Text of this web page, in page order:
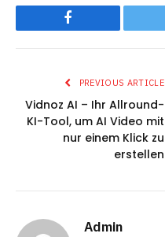
Facebook
PREVIOUS ARTICLE
Vidnoz AI – Ihr Allround-
KI-Tool, um AI Video mit
nur einem Klick zu
erstellen
Admin